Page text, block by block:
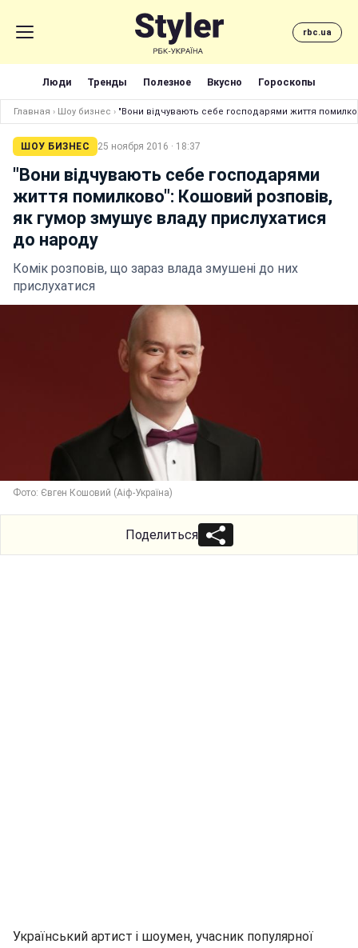
rbc.ua
Люди Тренды Полезное Вкусно Гороскопы
Главная › Шоу бизнес › "Вони відчувають себе господарями життя
ШОУ БИЗНЕС 25 ноября 2016 · 18:37
"Вони відчувають себе господарями
життя помилково": Кошовий розповів,
як гумор змушує владу прислухатися
до народу
Комік розповів, що зараз влада змушені до них
прислухатися
Фото: Євген Кошовий (Аіф-Україна)
Поделиться
Український артист і шоумен, учасник популярної